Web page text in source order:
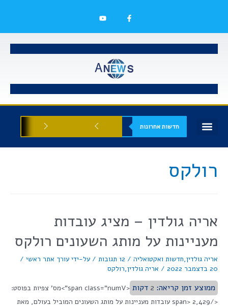
חדשות אחרונות
רולקס
אריה גולדין – מציג עובדות
מעניינות על מותג השעונים רולקס
אריה גולדין,חדשות ואקטואליה / 12 תגובות / על-ידי עורך אתר ראשי /
20 בדצמבר 2022
/ אריה גולדין,רולקס
ממוצע זמן קריאה: 2 דקות
<span class="numV">מס' צפיות בפוסט:
</span> 2,429 עובדות מעניינות על מותג השעונים המוביל בעולם, מאת